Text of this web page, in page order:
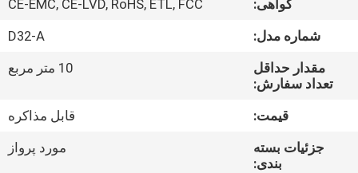
کارخانه
تور
کنترل
گواهی:
CE-EMC, CE-LVD, RoHS, ETL, FCC
شماره مدل:
D32-A
مقدار حداقل
تعداد سفارش:
10 متر مربع
قیمت:
قابل مذاکره
جزئیات بسته
بندی:
مورد پرواز